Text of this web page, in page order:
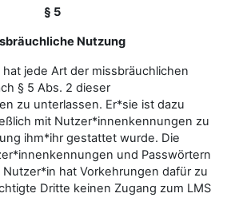
§ 5
Nutzung
jede Art der missbräuchlichen
§ 5 Abs. 2 dieser
zu unterlassen. Er*sie ist dazu
mit Nutzer*innenkennungen zu
ihm*ihr gestattet wurde. Die
und Passwörtern
hat Vorkehrungen dafür zu
Dritte keinen Zugang zum LMS